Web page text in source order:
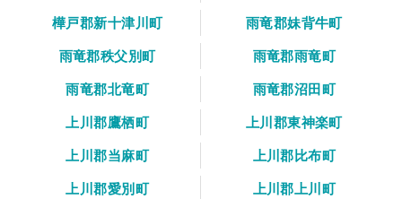
樺戸郡新十津川町
雨竜郡妹背牛町
雨竜郡秩父別町
雨竜郡雨竜町
雨竜郡北竜町
雨竜郡沼田町
上川郡鷹栖町
上川郡東神楽町
上川郡当麻町
上川郡比布町
上川郡愛別町
上川郡上川町